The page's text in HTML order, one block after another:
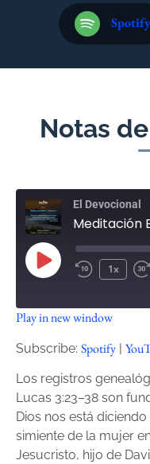
Spotify
Notas
El Devocional
Meditación
1x
Spotify
SHARE
LINK
EMBED
Play in new window
Subscribe: Spotify |
Los registros
Lucas 3:23–38 son
Dios nos está
simiente de la mujer
Jesucristo, hijo de